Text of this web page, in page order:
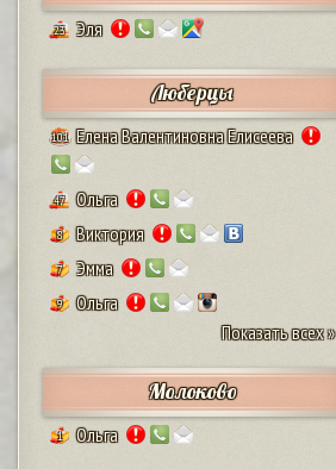
23 Эля
Люберцы
101 Елена Валентиновна Елисеева
47 Ольга
8 Виктория
7 Эмма
9
Ольга
Показать всех »
Молоково
1 Ольга